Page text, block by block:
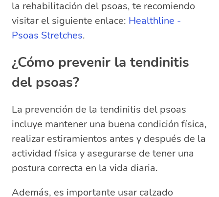
la rehabilitación del psoas, te recomiendo
visitar el siguiente enlace: Healthline -
Psoas Stretches.
¿Cómo prevenir la tendinitis
del psoas?
La prevención de la tendinitis del psoas
incluye mantener una buena condición física,
realizar estiramientos antes y después de la
actividad física y asegurarse de tener una
postura correcta en la vida diaria.
Además, es importante usar calzado